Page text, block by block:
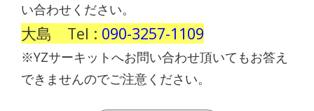
い合わせください。
大島 Tel : 090-3257-1109
※YZサーキットへお問い合わせ頂いてもお答え
できませんのでご注意ください。